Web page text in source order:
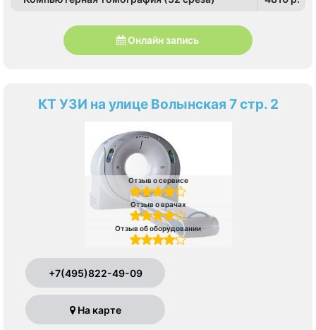
Онлайн запись
КТ УЗИ на улице Волынская 7 стр. 2
Отзыв о сервисе
Отзыв о врачах
Отзыв об оборудовании
+7(495)822-49-09
На карте